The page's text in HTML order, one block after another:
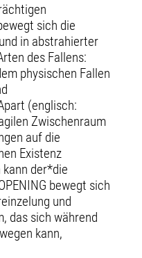
sich die
in abstrahierter
des Fallens:
physischen Fallen
(englisch:
Zwischenraum
auf die
Existenz
kann der*die
bewegt sich
und
das sich während
kann,